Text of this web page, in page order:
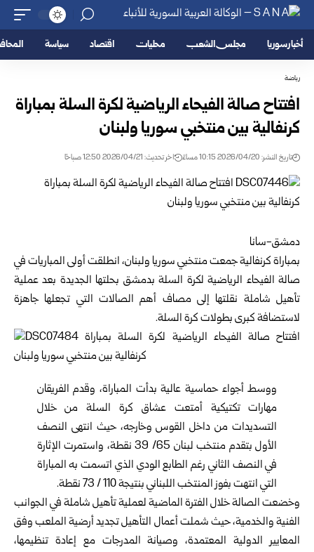
أخبار سوريا مجلس الشعب محليات اقتصاد سياسة
رياضة
افتتاح صالة الفيحاء الرياضية لكرة السلة بمباراة
كرنفالية بين منتخبي سوريا ولبنان
تاريخ النشر: 2026/04/20 10:15 مساءً اخر تحديث: 2026/04/21 12:50 صباحًا
دمشق-سانا
بمباراة كرنفالية جمعت منتخبي سوريا ولبنان، انطلقت أولى المباريات في
صالة الفيحاء الرياضية لكرة السلة بدمشق بحلتها الجديدة بعد عملية
تأهيل شاملة نقلتها إلى مصاف أهم الصالات التي تجعلها جاهزة
لاستضافة كبرى بطولات كرة السلة.
ووسط أجواء حماسية عالية بدأت المباراة، وقدم الفريقان
مهارات تكتيكية أمتعت عشاق كرة السلة من خلال
التسديدات من داخل القوس وخارجه، حيث انتهى النصف
الأول بتقدم منتخب لبنان 65/ 39 نقطة، واستمرت الإثارة
في النصف الثاني رغم الطابع الودي الذي اتسمت به المباراة
التي انتهت بفوز المنتخب اللبناني بنتيجة 110 / 73 نقطة.
وخضعت الصالة خلال الفترة الماضية لعملية تأهيل شاملة في الجوانب
الفنية والخدمية، حيث شملت أعمال التأهيل تجديد أرضية الملعب وفق
المعايير الدولية المعتمدة، وصيانة المدرجات مع إعادة تنظيمها،